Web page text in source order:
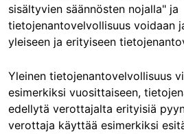
sisältyvien säännösten nojalla" ja
tietojenantovelvollisuus voidaan
yleiseen ja erityiseen
Yleinen tietojenantovelvollisuus
esimerkiksi vuosittaiseen,
edellytä verottajalta erityisiä
verottaja käyttää esimerkiksi